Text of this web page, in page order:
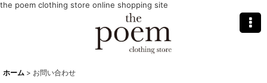
the poem clothing store online shopping site
ホーム > お問い合わせ